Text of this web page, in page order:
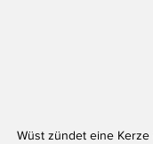
Wüst zündet eine Kerze